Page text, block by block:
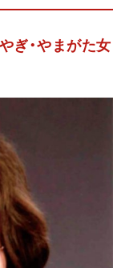
ぎ・やまがた女